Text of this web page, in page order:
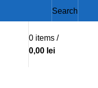
Search
0 items /
0,00 lei